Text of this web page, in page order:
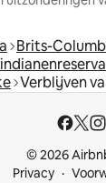
Brits-
Verblijven
© 2026
Privacy